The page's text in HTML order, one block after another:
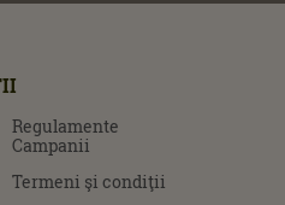
Regulamente
Campanii
Termeni şi condiţii